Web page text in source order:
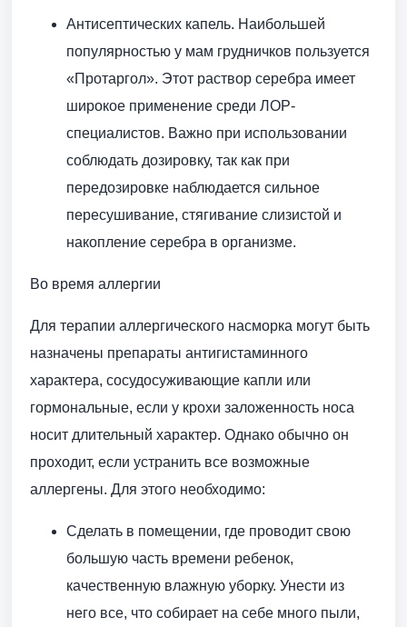
Антисептических капель. Наибольшей
популярностью у мам грудничков пользуется
«Протаргол». Этот раствор серебра имеет
широкое применение среди ЛОР-
специалистов. Важно при использовании
соблюдать дозировку, так как при
передозировке наблюдается сильное
пересушивание, стягивание слизистой и
накопление серебра в организме.
Во время аллергии
Для терапии аллергического насморка могут быть
назначены препараты антигистаминного
характера, сосудосуживающие капли или
гормональные, если у крохи заложенность носа
носит длительный характер. Однако обычно он
проходит, если устранить все возможные
аллергены. Для этого необходимо:
Сделать в помещении, где проводит свою
большую часть времени ребенок,
качественную влажную уборку. Унести из
него все, что собирает на себе много пыли,